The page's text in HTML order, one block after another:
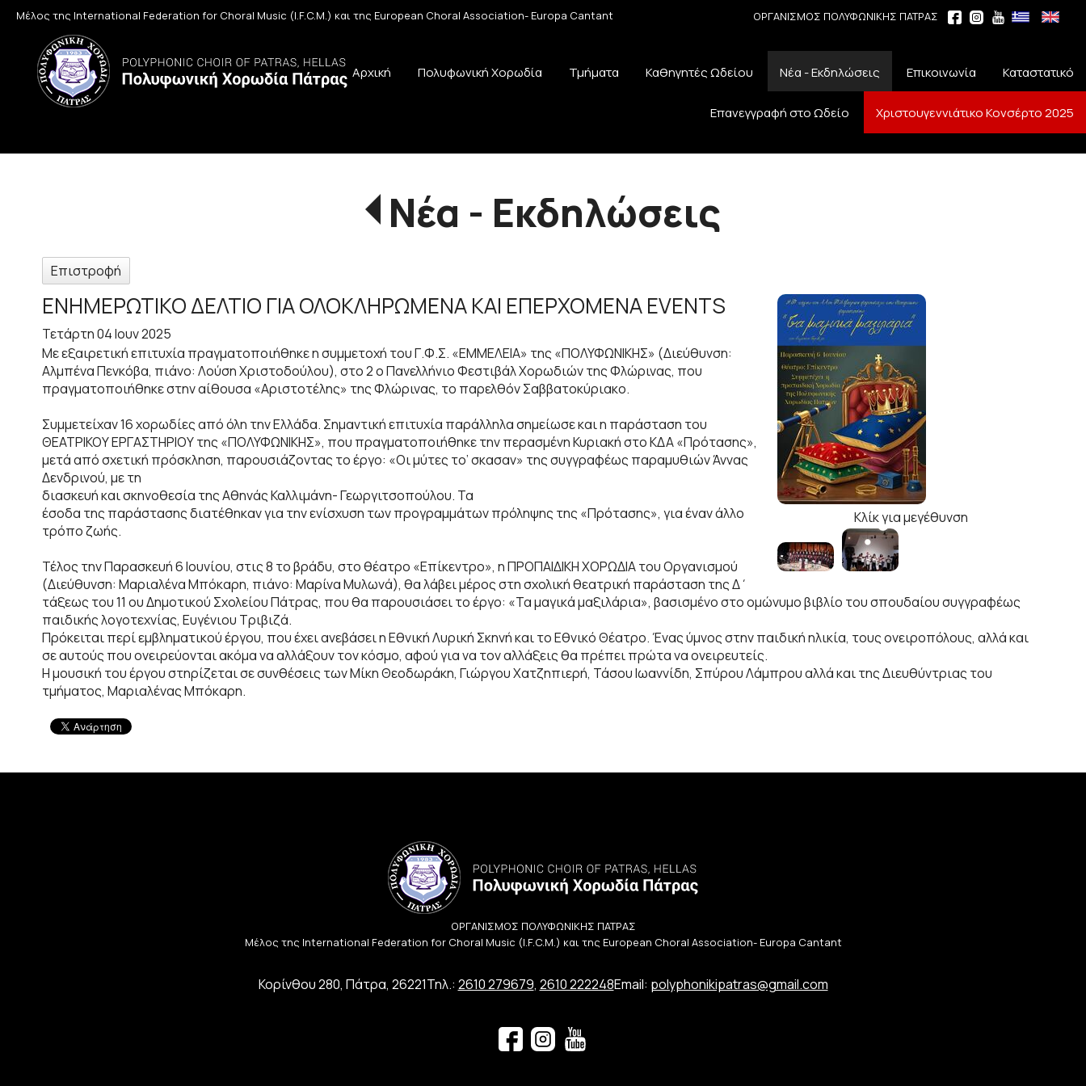
ΟΡΓΑΝΙΣΜΟΣ ΠΟΛΥΦΩΝΙΚΗΣ ΠΑΤΡΑΣ
Μέλος της International Federation for Choral Music (I.F.C.M.) και της European Choral Association- Europa Cantant
Αρχική Πολυφωνική Χορωδία Τμήματα Καθηγητές Ωδείου Νέα - Εκδηλώσεις Επικοινωνία Καταστατικό
Επανεγγραφή στο Ωδείο Χριστουγεννιάτικο Κονσέρτο 2025
Νέα - Εκδηλώσεις
Επιστροφή
Κλίκ για μεγέθυνση
ΕΝΗΜΕΡΩΤΙΚΟ ΔΕΛΤΙΟ ΓΙΑ ΟΛΟΚΛΗΡΩΜΕΝΑ ΚΑΙ ΕΠΕΡΧΟΜΕΝΑ EVENTS
Τετάρτη 04 Ιουν 2025
Με εξαιρετική επιτυχία πραγματοποιήθηκε η συμμετοχή του Γ.Φ.Σ. «ΕΜΜΕΛΕΙΑ» της «ΠΟΛΥΦΩΝΙΚΗΣ» (Διεύθυνση:
Αλμπένα Πενκόβα, πιάνο: Λούση Χριστοδούλου), στο 2 ο Πανελλήνιο Φεστιβάλ Χορωδιών της Φλώρινας, που
πραγματοποιήθηκε στην αίθουσα «Αριστοτέλης» της Φλώρινας, το παρελθόν Σαββατοκύριακο.
Συμμετείχαν 16 χορωδίες από όλη την Ελλάδα. Σημαντική επιτυχία παράλληλα σημείωσε και η παράσταση του
ΘΕΑΤΡΙΚΟΥ ΕΡΓΑΣΤΗΡΙΟΥ της «ΠΟΛΥΦΩΝΙΚΗΣ», που πραγματοποιήθηκε την περασμένη Κυριακή στο ΚΔΑ «Πρότασης»,
μετά από σχετική πρόσκληση, παρουσιάζοντας το έργο: «Οι μύτες το’ σκασαν» της συγγραφέως παραμυθιών Άννας
Δενδρινού, με τη
διασκευή και σκηνοθεσία της Αθηνάς Καλλιμάνη- Γεωργιτσοπούλου. Τα
έσοδα της παράστασης διατέθηκαν για την ενίσχυση των προγραμμάτων πρόληψης της «Πρότασης», για έναν άλλο
τρόπο ζωής.
Τέλος την Παρασκευή 6 Ιουνίου, στις 8 το βράδυ, στο θέατρο «Επίκεντρο», η ΠΡΟΠΑΙΔΙΚΗ ΧΟΡΩΔΙΑ του Οργανισμού
(Διεύθυνση: Μαριαλένα Μπόκαρη, πιάνο: Μαρίνα Μυλωνά), θα λάβει μέρος στη σχολική θεατρική παράσταση της Δ΄
τάξεως του 11 ου Δημοτικού Σχολείου Πάτρας, που θα παρουσιάσει το έργο: «Τα μαγικά μαξιλάρια», βασισμένο στο ομώνυμο βιβλίο του σπουδαίου συγγραφέως
παιδικής λογοτεχνίας, Ευγένιου Τριβιζά.
Πρόκειται περί εμβληματικού έργου, που έχει ανεβάσει η Εθνική Λυρική Σκηνή και το Εθνικό Θέατρο. Ένας ύμνος στην παιδική ηλικία, τους ονειροπόλους, αλλά και
σε αυτούς που ονειρεύονται ακόμα να αλλάξουν τον κόσμο, αφού για να τον αλλάξεις θα πρέπει πρώτα να ονειρευτείς.
Η μουσική του έργου στηρίζεται σε συνθέσεις των Μίκη Θεοδωράκη, Γιώργου Χατζηπιερή, Τάσου Ιωαννίδη, Σπύρου Λάμπρου αλλά και της Διευθύντριας του
τμήματος, Μαριαλένας Μπόκαρη.
ΟΡΓΑΝΙΣΜΟΣ ΠΟΛΥΦΩΝΙΚΗΣ ΠΑΤΡΑΣ
Μέλος της International Federation for Choral Music (I.F.C.M.) και της European Choral Association- Europa Cantant
Κορίνθου 280, Πάτρα, 26221Τηλ.: 2610 279679, 2610 222248Email: polyphonikipatras@gmail.com